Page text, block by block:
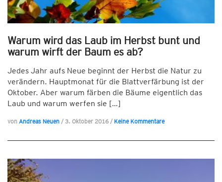
Warum wird das Laub im Herbst bunt und
warum wirft der Baum es ab?
Jedes Jahr aufs Neue beginnt der Herbst die Natur zu
verändern. Hauptmonat für die Blattverfärbung ist der
Oktober. Aber warum färben die Bäume eigentlich das
Laub und warum werfen sie […]
von Andreas Neuen / 3. Oktober 2016/ Keine Kommentare